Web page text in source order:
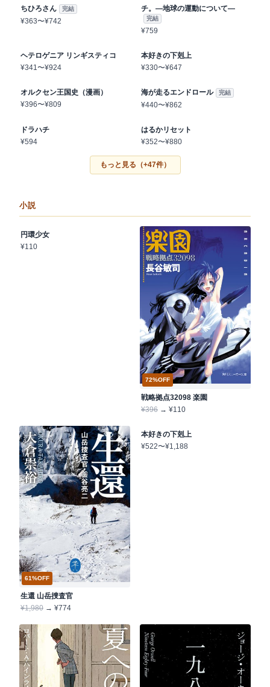
ちひろさん 完結
¥363〜¥742
チ。―地球の運動について―
完結
¥759
ヘテロゲニア リンギスティコ
¥341〜¥924
本好きの下剋上
¥330〜¥647
オルクセン王国史（漫画）
¥396〜¥809
海が走るエンドロール 完結
¥440〜¥862
ドラハチ
¥594
はるかリセット
¥352〜¥880
もっと見る（+47件）
小説
1〜84%OFF
円環少女
¥110
72%OFF
戦略拠点32098 楽園
¥396 → ¥110
61%OFF
生還 山岳捜査官
¥1,980 → ¥774
本好きの下剋上
¥522〜¥1,188